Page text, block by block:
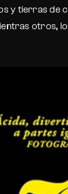
y tierras de
otros,